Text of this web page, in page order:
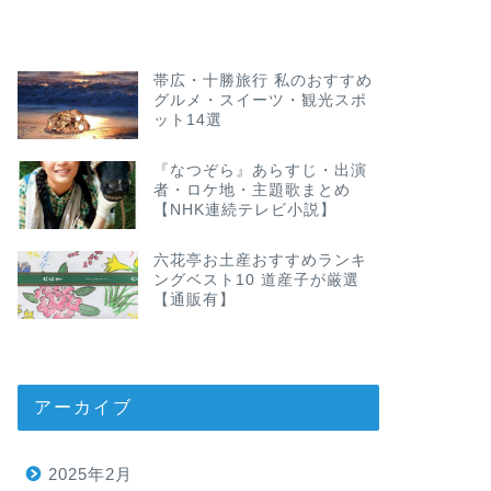
帯広・十勝旅行 私のおすすめ
グルメ・スイーツ・観光スポ
ット14選
『なつぞら』あらすじ・出演
者・ロケ地・主題歌まとめ
【NHK連続テレビ小説】
六花亭お土産おすすめランキ
ングベスト10 道産子が厳選
【通販有】
アーカイブ
2025年2月